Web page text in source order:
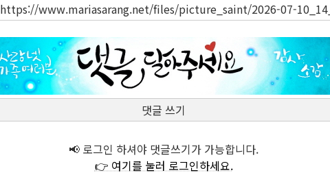
https://www.mariasarang.net/files/picture_saint/2026-07-
댓글 쓰기
📢 로그인 하셔야 댓글쓰기가 가능합니다.
👉 여기를 눌러 로그인하세요.